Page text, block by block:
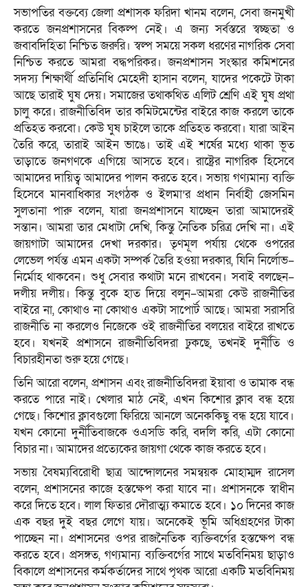
সভাপতির বক্তব্যে জেলা প্রশাসক ফরিদা খানম বলেন, সেবা জনমুখী
করতে জনপ্রশাসনের বিকল্প নেই। এ জন্য সর্বস্তরে স্বচ্ছতা ও
জবাবদিহিতা নিশ্চিত জরুরি। স্বল্প সময়ে সকল ধরণের নাগরিক সেবা
নিশ্চিত করতে আমরা বদ্ধপরিকর। জনপ্রশাসন সংস্কার কমিশনের
সদস্য শিক্ষার্থী প্রতিনিধি মেহেদী হাসান বলেন, যাদের পকেটে টাকা
আছে তারাই ঘুষ দেয়। সমাজের তথাকথিত এলিট শ্রেণি এই ঘুষ প্রথা
চালু করে। রাজনীতিবিদ তার কমিটমেন্টের বাইরে কাজ করলে তাকে
প্রতিহত করবো। কেউ ঘুষ চাইলে তাকে প্রতিহত করবো। যারা আইন
তৈরি করে, তারাই আইন ভাঙে। তাই এই শর্ষের মধ্যে থাকা ভূত
তাড়াতে জনগণকে এগিয়ে আসতে হবে। রাষ্ট্রের নাগরিক হিসেবে
আমাদের দায়িত্ব আমাদের পালন করতে হবে। সভায় গণ্যমান্য ব্যক্তি
হিসেবে মানবাধিকার সংগঠক ও ইলমা’র প্রধান নির্বাহী জেসমিন
সুলতানা পারু বলেন, যারা জনপ্রশাসনে যাচ্ছেন তারা আমাদেরই
সন্তান। আমরা তার মেধাটা দেখি, কিন্তু নৈতিক চরিত্র দেখি না। এই
জায়গাটা আমাদের দেখা দরকার। তৃণমূল পর্যায় থেকে ওপরের
লেভেল পর্যন্ত এমন একটা সম্পর্ক তৈরি হওয়া দরকার, যিনি নির্লোভ–
নির্মোহ থাকবেন। শুধু সেবার কথাটা মনে রাখবেন। সবাই বলছেন–
দলীয় দলীয়। কিন্তু বুকে হাত দিয়ে বলুন–আমরা কেউ রাজনীতির
বাইরে না, কোথাও না কোথাও একটা সাপোর্ট আছে। আমরা সরাসরি
রাজনীতি না করলেও নিজেকে ওই রাজনীতির বলয়ের বাইরে রাখতে
হবে। যখনই প্রশাসনে রাজনীতিবিদরা ঢুকছে, তখনই দুর্নীতি ও
বিচারহীনতা শুরু হয়ে গেছে।
তিনি আরো বলেন, প্রশাসন এবং রাজনীতিবিদরা ইয়াবা ও তামাক বন্ধ
করতে পারে নাই। খেলার মাঠ নেই, এখন কিশোর ক্লাব বন্ধ হয়ে
গেছে। কিশোর ক্লাবগুলো ফিরিয়ে আনলে অনেককিছু বন্ধ হয়ে যাবে।
যখন কোনো দুর্নীতিবাজকে ওএসডি করি, বদলি করি, এটা কোনো
বিচার না। আমাদের প্রত্যেকের জায়গা থেকে কাজ করতে হবে।
সভায় বৈষম্যবিরোধী ছাত্র আন্দোলনের সমন্বয়ক মোহাম্মদ রাসেল
বলেন, প্রশাসনের কাজে হস্তক্ষেপ করা যাবে না। প্রশাসনকে স্বাধীন
করে দিতে হবে। লাল ফিতার দৌরাত্ম্য কমাতে হবে। ১০ দিনের কাজ
এক বছর দুই বছর লেগে যায়। অনেকেই ভূমি অধিগ্রহণের টাকা
পাচ্ছেন না। প্রশাসনের ওপর রাজনৈতিক ব্যক্তিবর্গের হস্তক্ষেপ বন্ধ
করতে হবে। প্রসঙ্গত, গণ্যমান্য ব্যক্তিবর্গের সাথে মতবিনিময় ছাড়াও
বিকালে প্রশাসনের কর্মকর্তাদের সাথে পৃথক আরো একটি মতবিনিময়